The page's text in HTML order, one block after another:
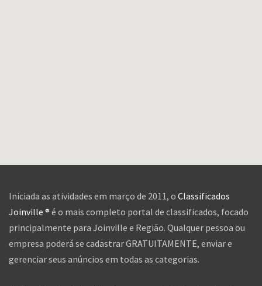
Iniciada as atividades em março de 2011, o Classificados
Joinville ® é o mais completo portal de classificados, focado
principalmente para Joinville e Região. Qualquer pessoa ou
empresa poderá se cadastrar GRATUITAMENTE, enviar e
gerenciar seus anúncios em todas as categorias.